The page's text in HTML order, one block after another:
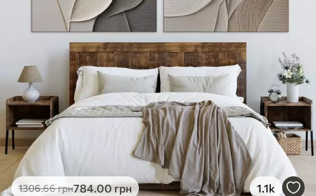
1306.66грн784.00грн 1.1k